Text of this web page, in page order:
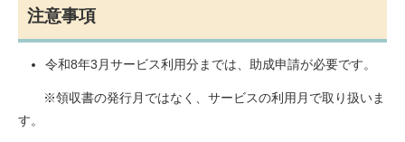
注意事項
令和8年3月サービス利用分までは、助成申請が必要です。
※領収書の発行月ではなく、サービスの利用月で取り扱いま
す。